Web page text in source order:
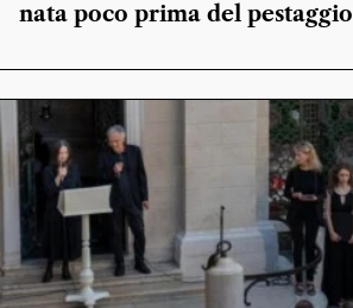
nata poco prima del pestaggio